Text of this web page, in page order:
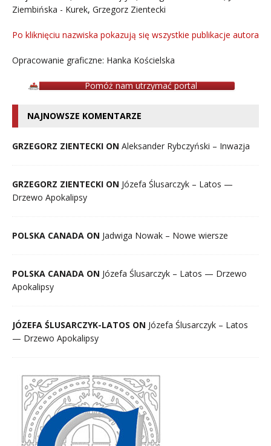
Ziembińska - Kurek, Grzegorz Zientecki
Po kliknięciu nazwiska pokazują się wszystkie publikacje autora
Opracowanie graficzne: Hanka Kościelska
Pomóż nam utrzymać portal
NAJNOWSZE KOMENTARZE
GRZEGORZ ZIENTECKI ON Aleksander Rybczyński – Inwazja
GRZEGORZ ZIENTECKI ON Józefa Ślusarczyk – Latos —
Drzewo Apokalipsy
POLSKA CANADA ON Jadwiga Nowak – Nowe wiersze
POLSKA CANADA ON Józefa Ślusarczyk – Latos — Drzewo
Apokalipsy
JÓZEFA ŚLUSARCZYK-LATOS ON Józefa Ślusarczyk – Latos
— Drzewo Apokalipsy